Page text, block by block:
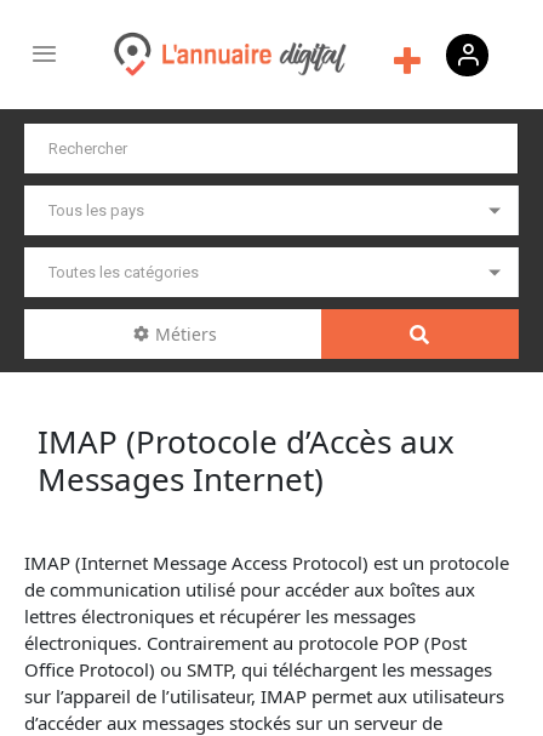
Métiers
IMAP (Protocole d’Accès aux
Messages Internet)
IMAP (Internet Message Access Protocol) est un protocole
de communication utilisé pour accéder aux boîtes aux
lettres électroniques et récupérer les messages
électroniques. Contrairement au protocole POP (Post
Office Protocol) ou SMTP, qui téléchargent les messages
sur l’appareil de l’utilisateur, IMAP permet aux utilisateurs
d’accéder aux messages stockés sur un serveur de